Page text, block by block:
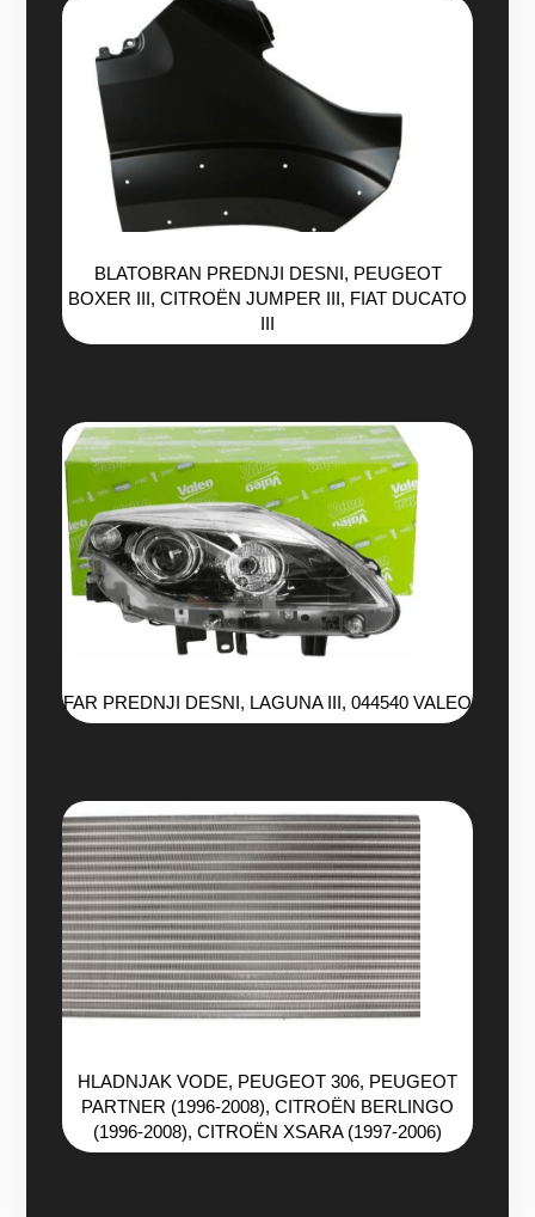
BLATOBRAN PREDNJI DESNI, PEUGEOT
BOXER III, CITROËN JUMPER III, FIAT DUCATO
III
FAR PREDNJI DESNI, LAGUNA III, 044540 VALEO
HLADNJAK VODE, PEUGEOT 306, PEUGEOT
PARTNER (1996-2008), CITROËN BERLINGO
(1996-2008), CITROËN XSARA (1997-2006)